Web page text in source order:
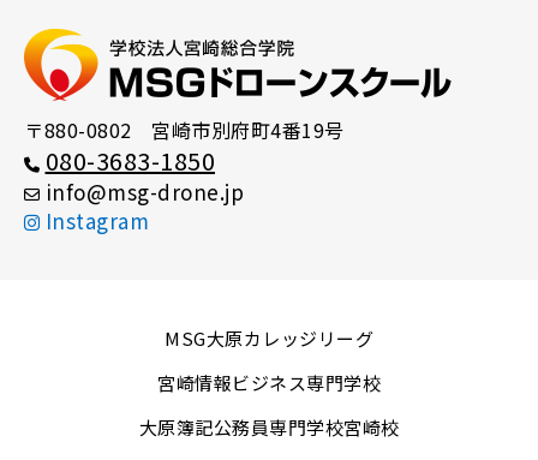
〒880-0802 宮崎市別府町4番19号
080-3683-1850
info msg-drone jp
Instagram
MSG大原カレッジリーグ
宮崎情報ビジネス専門学校
大原簿記公務員専門学校宮崎校